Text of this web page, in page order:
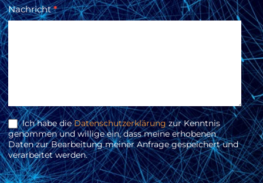
Nachricht*
Ich habe dieDatenschutzerklärungzur Kenntnis
genommen und willige ein, dass meine erhobenen
Daten zur Bearbeitung meiner Anfrage gespeichert und
verarbeitet werden.